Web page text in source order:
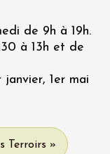
de 9h à 19h.
à 13h et de
janvier, 1er mai
Terroirs »